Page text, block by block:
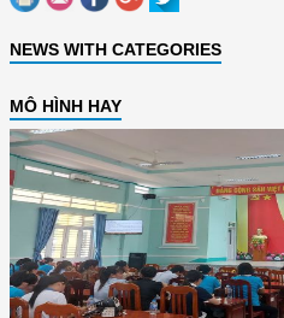
NEWS WITH CATEGORIES
MÔ HÌNH HAY